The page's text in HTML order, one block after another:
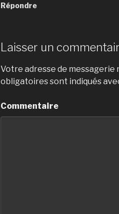
Répondre
Laisser un
Votre adresse de messagerie
obligatoires sont indiqués
Commentaire